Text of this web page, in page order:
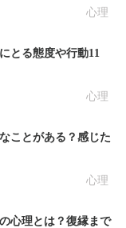
心理
心理
とる態度や行動11
心理
ことがある？感じた
心理とは？復縁まで